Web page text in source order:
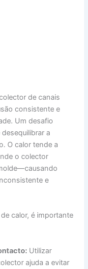
de canais
consistente e
Um desafio
a
O calor tende a
o colector
e
calor, é importante
Utilizar
ajuda a evitar